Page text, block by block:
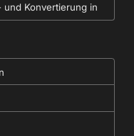
Konvertierung in